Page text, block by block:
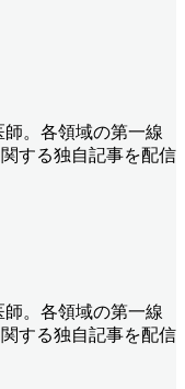
。各領域の第一線
する独自記事を配信
。各領域の第一線
する独自記事を配信